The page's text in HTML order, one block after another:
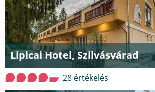
Lipicai Hotel, Szilvásvárad
28 értékelés